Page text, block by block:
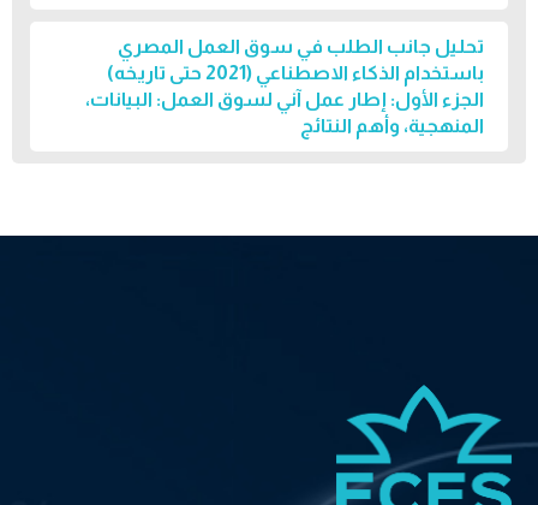
تحليل جانب الطلب في سوق العمل المصري
باستخدام الذكاء الاصطناعي (2021 حتى تاريخه)
الجزء الأول: إطار عمل آني لسوق العمل: البيانات،
المنهجية، وأهم النتائج